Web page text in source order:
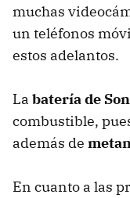
muchas
un teléfonos
estos adelantos.
La batería de
combustible,
además de
En cuanto a las